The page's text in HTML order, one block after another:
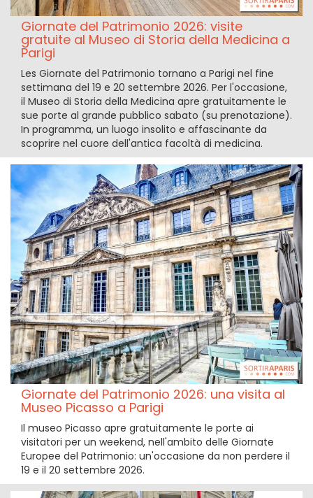
Giornate del Patrimonio 2026: visite
gratuite al Museo di Storia della Medicina a
Parigi
Les Giornate del Patrimonio tornano a Parigi nel fine
settimana del 19 e 20 settembre 2026. Per l'occasione,
il Museo di Storia della Medicina apre gratuitamente le
sue porte al grande pubblico sabato (su prenotazione).
In programma, un luogo insolito e affascinante da
scoprire nel cuore dell'antica facoltà di medicina.
Giornate del Patrimonio 2026: una visita al
Museo Picasso a Parigi
Il museo Picasso apre gratuitamente le porte ai
visitatori per un weekend, nell'ambito delle Giornate
Europee del Patrimonio: un'occasione da non perdere il
19 e il 20 settembre 2026.